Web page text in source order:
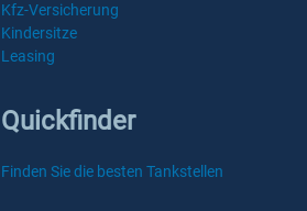
Kfz-Versicherung
Kindersitze
Leasing
Quickfinder
Finden Sie die besten Tankstellen